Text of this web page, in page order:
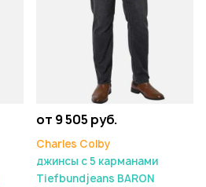
от 9 505 руб.
Charles Colby
джинсы с 5 карманами
Tiefbundjeans BARON